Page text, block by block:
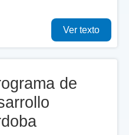
Ver texto
de